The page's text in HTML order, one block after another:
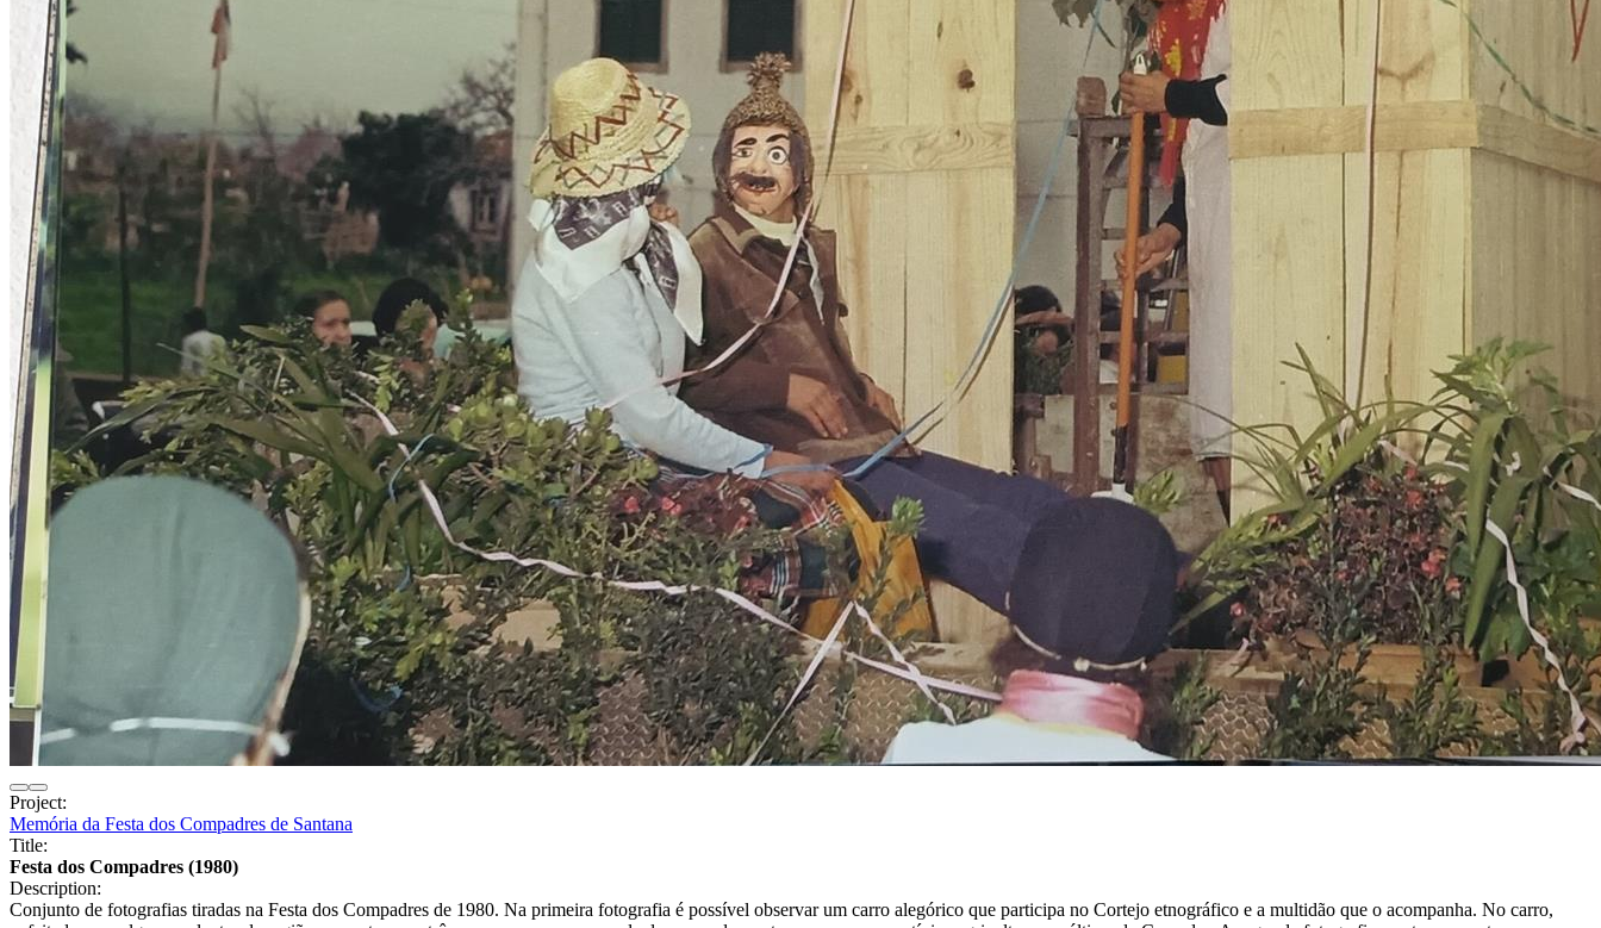
Project:
Memória da Festa dos Compadres de Santana
Title:
Festa dos Compadres (1980)
Description:
Conjunto de fotografias tiradas na Festa dos Compadres de 1980. Na primeira fotografia é possível observar um carro alegórico que participa no Cortejo etnográfico e a multidão que o acompanha. No carro,